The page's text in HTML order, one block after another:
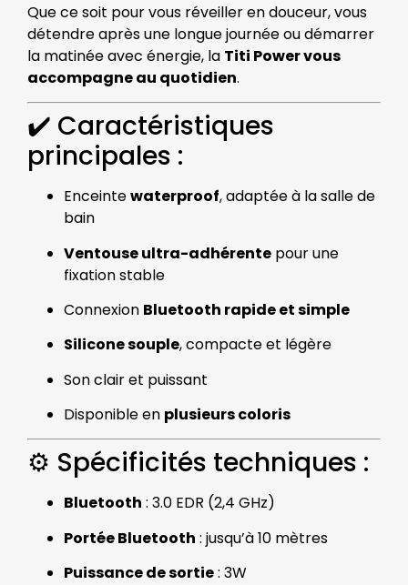
Que ce soit pour vous réveiller en douceur, vous
détendre après une longue journée ou démarrer
la matinée avec énergie, la Titi Power vous
accompagne au quotidien.
✔️ Caractéristiques
principales :
Enceintewaterproof, adaptée à la salle de
bain
Ventouse ultra-adhérente pour une
fixation stable
Connexion Bluetooth rapide et simple
Silicone souple, compacte et légère
Son clair et puissant
Disponible en plusieurs coloris
⚙️ Spécificités techniques :
Bluetooth : 3.0 EDR (2,4 GHz)
Portée Bluetooth : jusqu’à 10 mètres
Puissance de sortie: 3W